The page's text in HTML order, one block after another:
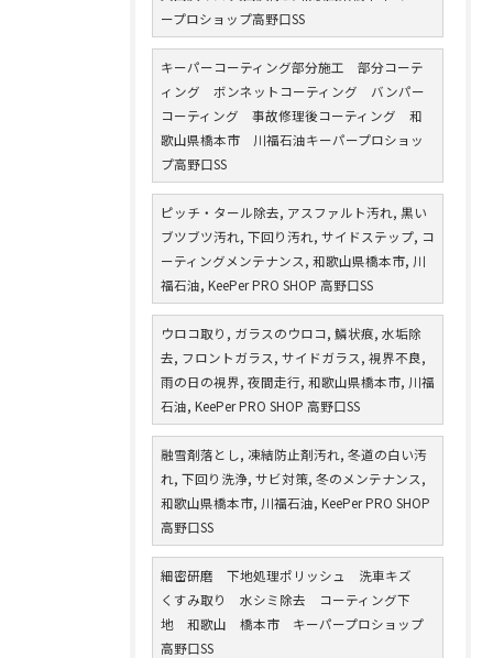
ープロショップ高野口SS
キーパーコーティング部分施工 部分コーテ
ィング ボンネットコーティング バンパー
コーティング 事故修理後コーティング 和
歌山県橋本市 川福石油キーパープロショッ
プ高野口SS
ピッチ・タール除去, アスファルト汚れ, 黒い
ブツブツ汚れ, 下回り汚れ, サイドステップ, コ
ーティングメンテナンス, 和歌山県橋本市, 川
福石油, KeePer PRO SHOP 高野口SS
ウロコ取り, ガラスのウロコ, 鱗状痕, 水垢除
去, フロントガラス, サイドガラス, 視界不良,
雨の日の視界, 夜間走行, 和歌山県橋本市, 川福
石油, KeePer PRO SHOP 高野口SS
融雪剤落とし, 凍結防止剤汚れ, 冬道の白い汚
れ, 下回り洗浄, サビ対策, 冬のメンテナンス,
和歌山県橋本市, 川福石油, KeePer PRO SHOP
高野口SS
細密研磨 下地処理ポリッシュ 洗車キズ
くすみ取り 水シミ除去 コーティング下
地 和歌山 橋本市 キーパープロショップ
高野口SS